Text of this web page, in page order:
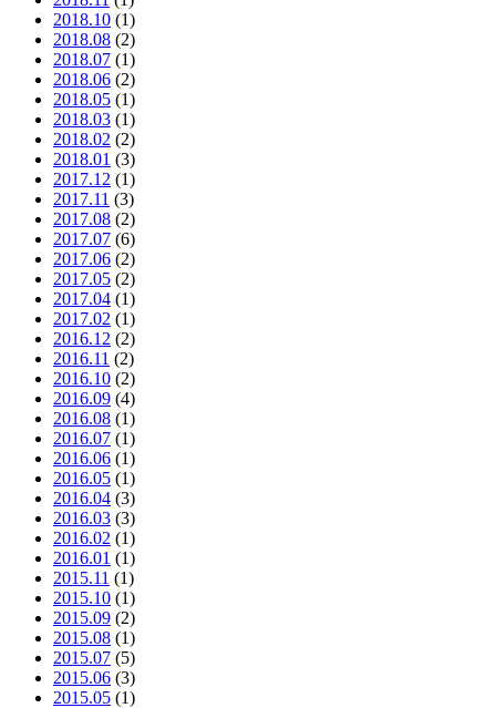
2018.10 (1)
2018.08 (2)
2018.07 (1)
2018.06 (2)
2018.05 (1)
2018.03 (1)
2018.02 (2)
2018.01 (3)
2017.12 (1)
2017.11 (3)
2017.08 (2)
2017.07 (6)
2017.06 (2)
2017.05 (2)
2017.04 (1)
2017.02 (1)
2016.12 (2)
2016.11 (2)
2016.10 (2)
2016.09 (4)
2016.08 (1)
2016.07 (1)
2016.06 (1)
2016.05 (1)
2016.04 (3)
2016.03 (3)
2016.02 (1)
2016.01 (1)
2015.11 (1)
2015.10 (1)
2015.09 (2)
2015.08 (1)
2015.07 (5)
2015.06 (3)
2015.05 (1)